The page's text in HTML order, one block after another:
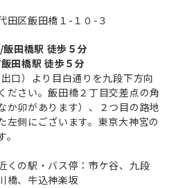
田区飯田橋１-１０-３
田橋駅 徒歩５分
田橋駅 徒歩５分
口）より目白通りを九段下方向
ださい。飯田橋２丁目交差点の角
か卯があります）、２つ目の路地
左側にございます。東京大神宮の
くの駅・バス停：市ケ谷、九段
橋、牛込神楽坂